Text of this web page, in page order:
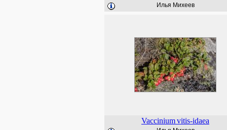
Илья Михеев
Vacciniumvitis-idaea